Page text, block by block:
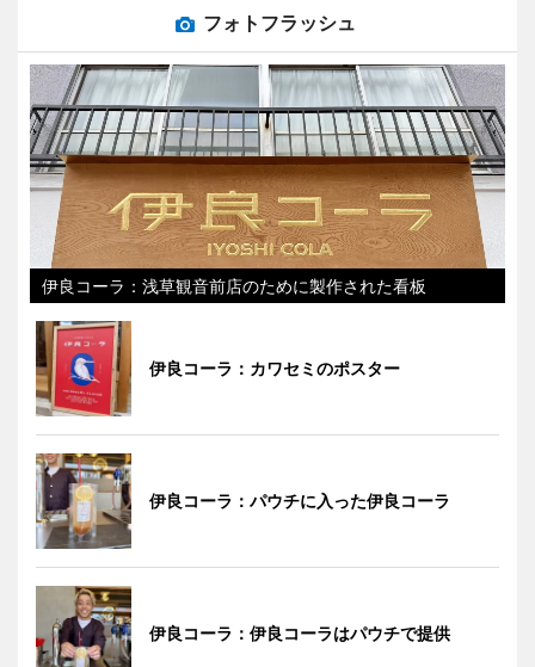
フォトフラッシュ
伊良コーラ：浅草観音前店のために製作された看板
伊良コーラ：カワセミのポスター
伊良コーラ：パウチに入った伊良コーラ
伊良コーラ：伊良コーラはパウチで提供